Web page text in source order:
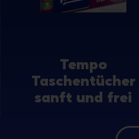
Tempo
Taschentücher
sanft und frei